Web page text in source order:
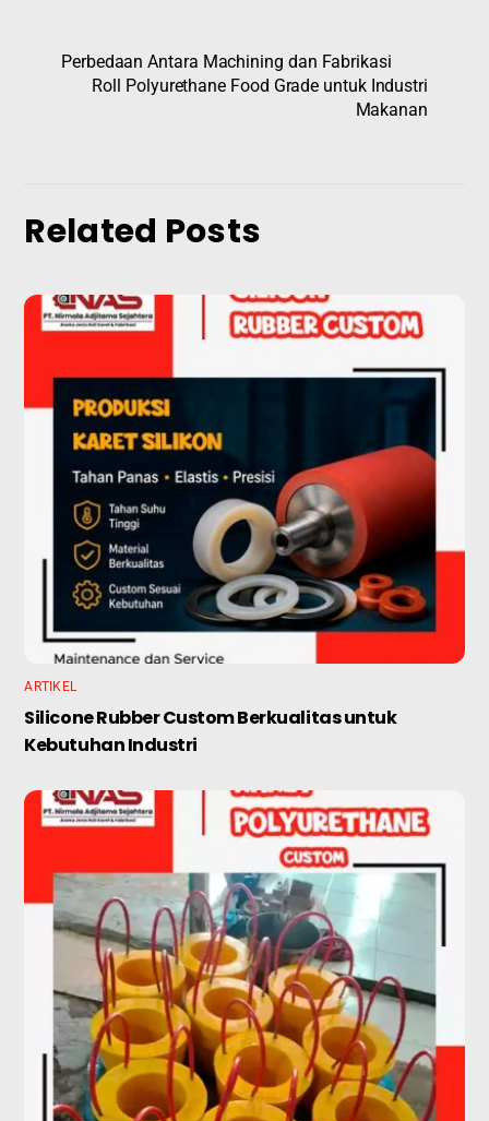
Perbedaan Antara Machining dan Fabrikasi
Roll Polyurethane Food Grade untuk Industri
Makanan
Related Posts
ARTIKEL
Silicone Rubber Custom Berkualitas untuk
Kebutuhan Industri